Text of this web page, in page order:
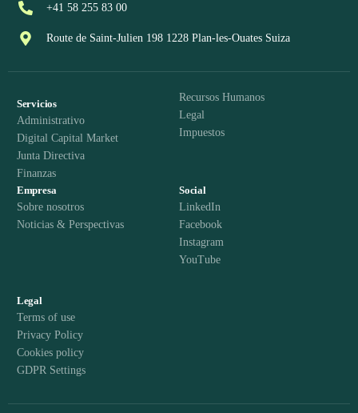
+41 58 255 83 00
Route de Saint-Julien 198 1228 Plan-les-Ouates Suiza
Servicios
Administrativo
Digital Capital Market
Junta Directiva
Finanzas
Recursos Humanos
Legal
Impuestos
Empresa
Sobre nosotros
Noticias & Perspectivas
Social
LinkedIn
Facebook
Instagram
YouTube
Legal
Terms of use
Privacy Policy
Cookies policy
GDPR Settings